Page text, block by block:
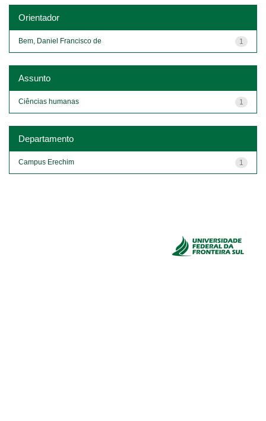
Orientador
1
Bem, Daniel Francisco de
Assunto
1
Ciências humanas
Departamento
1
Campus Erechim